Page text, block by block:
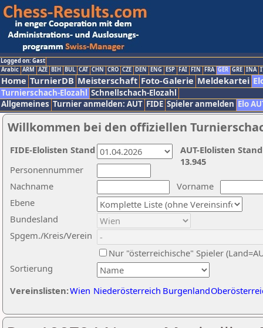
Logged on: Gast
Arabic ARM AZE BIH BUL CAT CHN CRO CZE DEN ENG ESP FAI FIN FRA GER GRE INA
Home TurnierDB Meisterschaft Foto-Galerie Meldekartei
Turnierschach-Elozahl Schnellschach-Elozahl
Allgemeines Turnier anmelden: AUT FIDE Spieler anmelden Elo
Willkommen bei den offiziellen
Nachname
Vorname
Ebene
Sortierung
Personennummer
Bundesland
Spgem./Kreis/Verein
Nur "österreichische" Spieler
Vereinslisten:Wien Niederösterreich Burgenland
AUT-Elolisten
13.945
FIDE-Elolisten Stand